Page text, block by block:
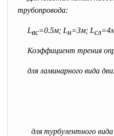
трубопровода:
Lвс=0.5м; Lн=3м; Lсл
Коэффициент трения
для ламинарного вида
для турбулентного